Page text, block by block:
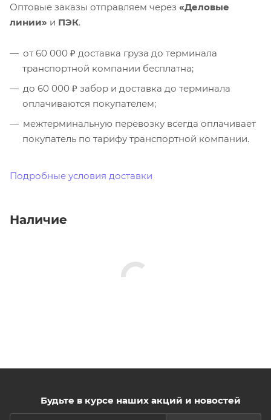
Оптовые заказы отправляем через «Деловые
линии» и ПЭК.
от 60 000 ₽ доставка груза до терминала
транспортной компании бесплатна;
до 60 000 ₽ забор и доставка до терминала
оплачиваются покупателем;
межтерминальную перевозку всегда оплачивает
покупатель по тарифу транспортной компании.
Подробные условия доставки
Наличие
Будьте в курсе наших акций и новостей